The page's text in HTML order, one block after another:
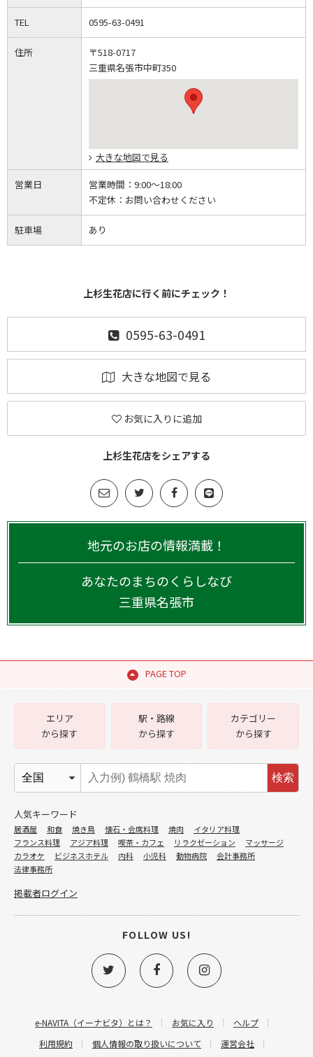
TEL 0595-63-0491
住所
〒518-0717
三重県名張市中町350
大きな地図で見る
営業日 営業時間： 9:00～18:00
不定休： お問い合わせください
駐車場 あり
上杉生花店に行く前にチェック！
0595-63-0491
大きな地図で見る
お気に入りに追加
上杉生花店をシェアする
地元のお店の情報満載！
あなたのまちのくらしなび
三重県名張市
PAGE TOP
e-NAVITA（イーナビタ）とは？ お気に入り
ヘルプ
利用規約
個人情報の取り扱いについて 運営会社
エリア
から探す
駅・路線
から探す
カテゴリー
から探す
検索
人気キーワード
居酒屋 和食 焼き鳥 懐石・会席料理 焼肉
イタリア料理
フランス料理
アジア料理 喫茶・カフェ リラクゼーション
マッサージ
カラオケ
ビジネスホテル 内科 小児科 動物病院
会計事務所
法律事務所
掲載者ログイン
FOLLOW US!